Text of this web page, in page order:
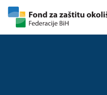
Skip to content
Skip to footer